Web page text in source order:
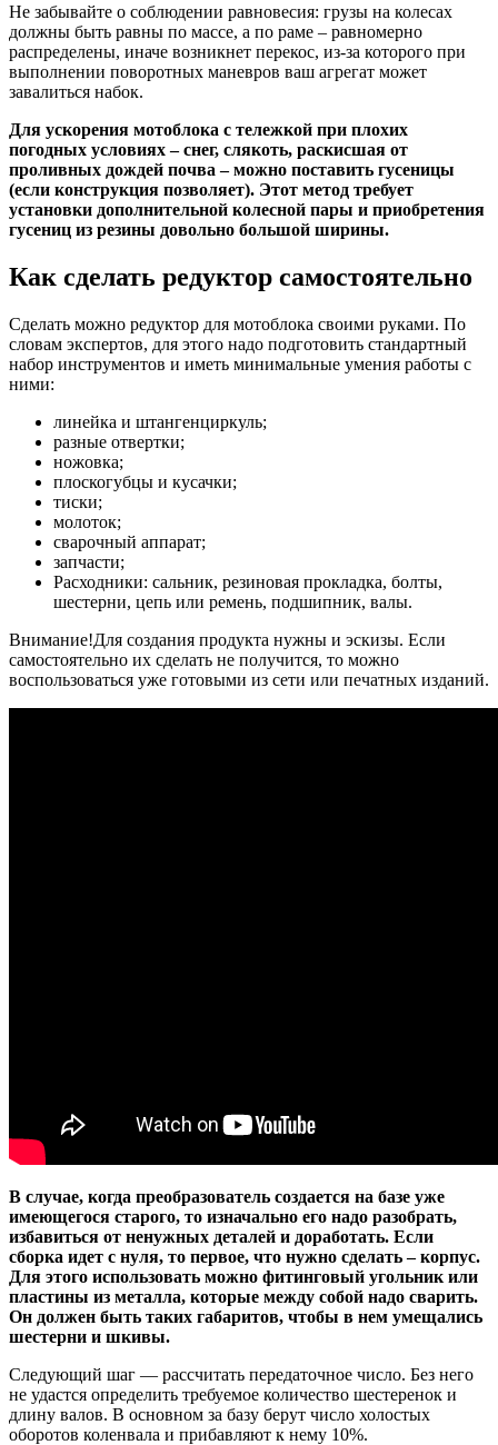
Не забывайте о соблюдении равновесия: грузы на колесах
должны быть равны по массе, а по раме – равномерно
распределены, иначе возникнет перекос, из-за которого при
выполнении поворотных маневров ваш агрегат может
завалиться набок.
Для ускорения мотоблока с тележкой при плохих
погодных условиях – снег, слякоть, раскисшая от
проливных дождей почва – можно поставить гусеницы
(если конструкция позволяет). Этот метод требует
установки дополнительной колесной пары и приобретения
гусениц из резины довольно большой ширины.
Как сделать редуктор самостоятельно
Сделать можно редуктор для мотоблока своими руками. По
словам экспертов, для этого надо подготовить стандартный
набор инструментов и иметь минимальные умения работы с
ними:
линейка и штангенциркуль;
разные отвертки;
ножовка;
плоскогубцы и кусачки;
тиски;
молоток;
сварочный аппарат;
запчасти;
Расходники: сальник, резиновая прокладка, болты,
шестерни, цепь или ремень, подшипник, валы.
Внимание!Для создания продукта нужны и эскизы. Если
самостоятельно их сделать не получится, то можно
воспользоваться уже готовыми из сети или печатных изданий.
В случае, когда преобразователь создается на базе уже
имеющегося старого, то изначально его надо разобрать,
избавиться от ненужных деталей и доработать. Если
сборка идет с нуля, то первое, что нужно сделать – корпус.
Для этого использовать можно фитинговый угольник или
пластины из металла, которые между собой надо сварить.
Он должен быть таких габаритов, чтобы в нем умещались
шестерни и шкивы.
Следующий шаг — рассчитать передаточное число. Без него
не удастся определить требуемое количество шестеренок и
длину валов. В основном за базу берут число холостых
оборотов коленвала и прибавляют к нему 10%.